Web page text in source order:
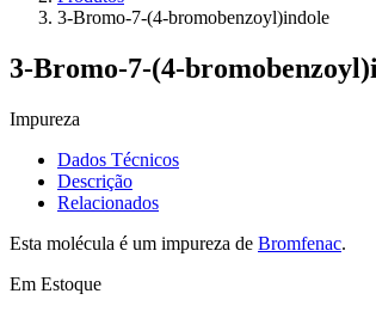
3-Bromo-7-(4-bromobenzoyl)indole
3-Bromo-7-(4-
Impureza
Dados Técnicos
Descrição
Relacionados
Esta molécula é um impureza de Bromfenac.
Em Estoque